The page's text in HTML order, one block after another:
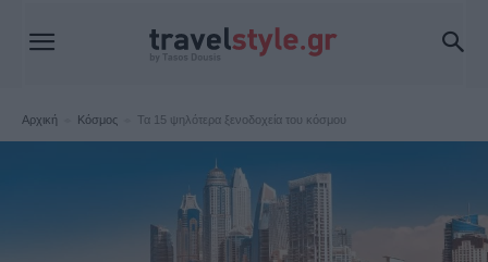
Αρχική Κόσμος Τα 15 ψηλότερα ξενοδοχεία του κόσμου